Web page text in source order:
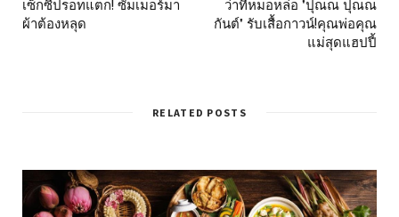
เซ็กซี่ปรอทแตก! ซัมเมอร์มา
ผ้าต้องหลุด
ว่าที่หมอหล่อ "ปุณณ ปุณณ
กันต์" รับเสื้อกาวน์!คุณพ่อคุณ
แม่สุดแฮปปี้
RELATED POSTS